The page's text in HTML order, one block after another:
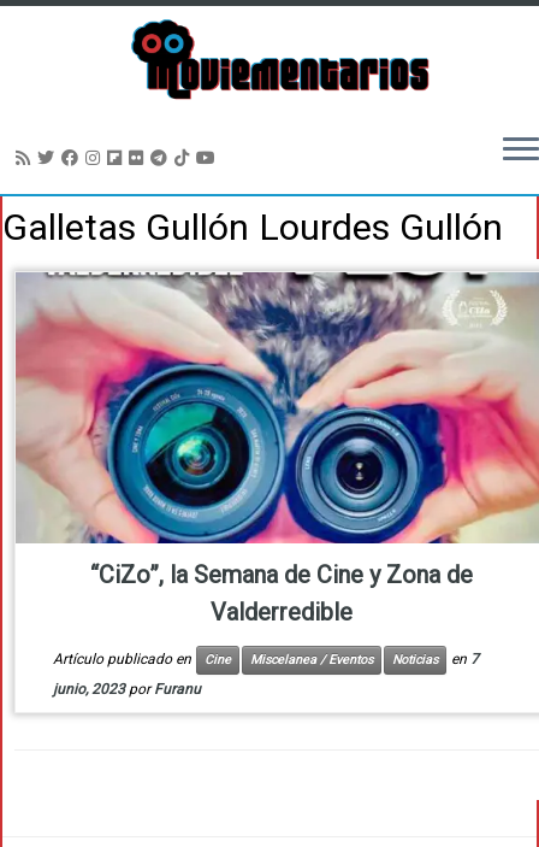
alGalletas Gullón Lourdes Gullón
“CiZo”, la Semana de Cine y Zona de
Valderredible
Artículo publicado en Cine Miscelanea / Eventos Noticias en 7
junio, 2023 porFuranu